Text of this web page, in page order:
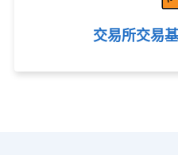
交易所交易